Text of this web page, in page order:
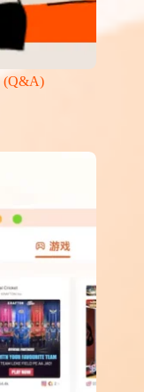
(Q&A)